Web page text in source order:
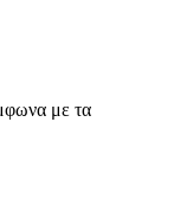
με τα